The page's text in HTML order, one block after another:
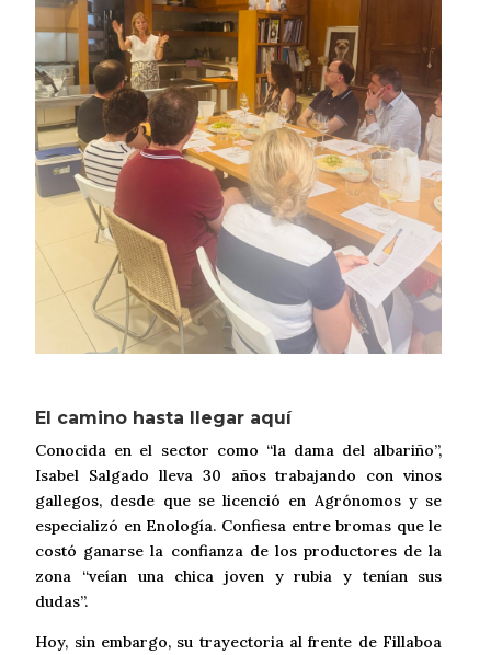
El camino hasta llegar aquí
Conocida en el sector como “la dama del albariño”,
Isabel Salgado lleva 30 años trabajando con vinos
gallegos, desde que se licenció en Agrónomos y se
especializó en Enología. Confiesa entre bromas que le
costó ganarse la confianza de los productores de la
zona “veían una chica joven y rubia y tenían sus
dudas”.
Hoy, sin embargo, su trayectoria al frente de Fillaboa